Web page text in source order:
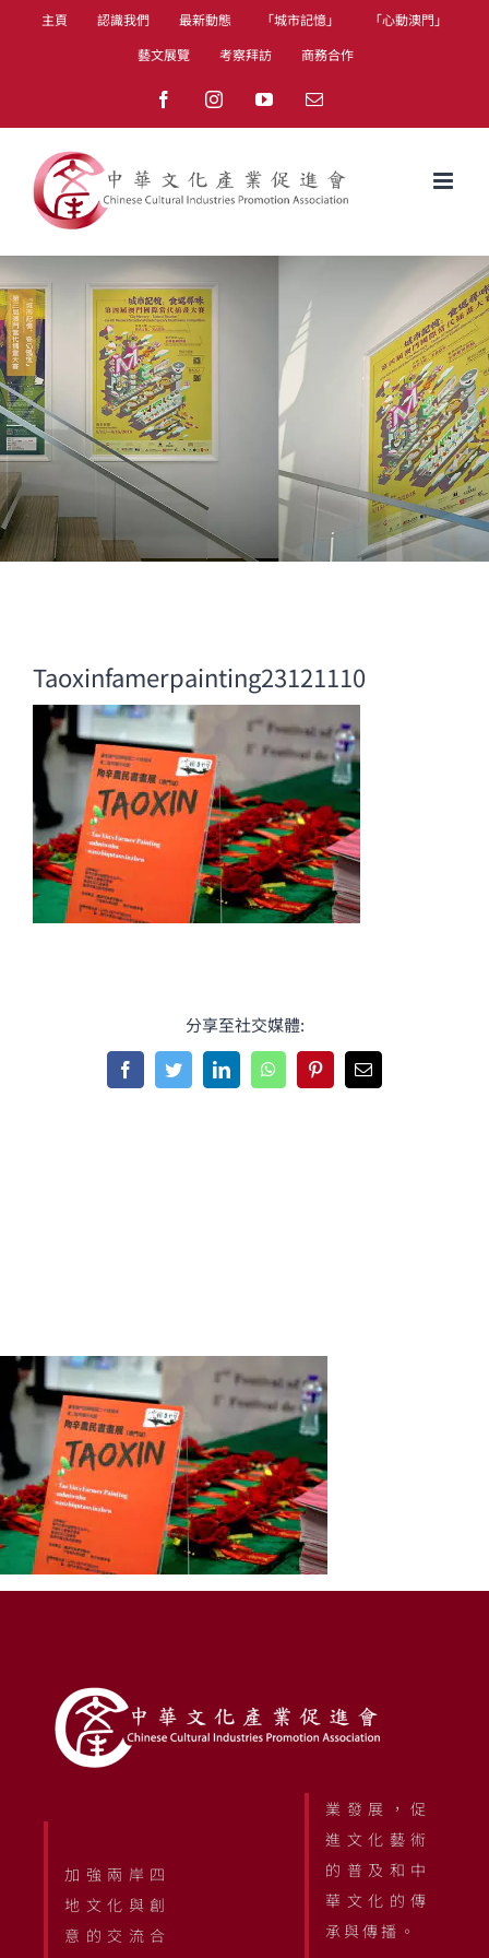
主頁 認識我們 最新動態 「城市記憶」
「心動澳門」
藝文展覽
考察拜訪 商務合作
FacebookInstagramYouTubeEmail
Taoxinfamerpainting23121110
分享至社交媒體:
FacebookTwitterLinkedInWhatsAppPinterestEmail
加強兩岸四
地文化與創
意的交流合
業發展，促
進文化藝術
的普及和中
華文化的傳
承與傳播。